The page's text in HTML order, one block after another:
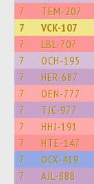
7 TEM-207
7 VCK-107
7 LBL-707
7 OCH-195
7 HER-687
7 OEN-777
7 TJC-977
7 HHJ-191
7 HTE-147
7 OCX-419
7 AJL-888